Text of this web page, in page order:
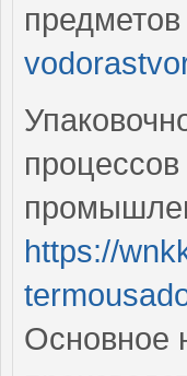
предметов
https://
Основное